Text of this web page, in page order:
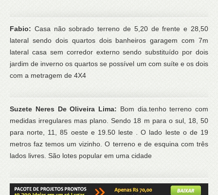
Fabio: Casa não sobrado terreno de 5,20 de frente e 28,50
lateral sendo dois quartos dois banheiros garagem com 7m
lateral casa sem corredor externo sendo substituído por dois
jardim de inverno os quartos se possível um com suíte e os dois
com a metragem de 4X4
Suzete Neres De Oliveira Lima: Bom dia.tenho terreno com
medidas irregulares mas plano. Sendo 18 m para o sul, 18, 50
para norte, 11, 85 oeste e 19.50 leste . O lado leste o de 19
metros faz temos um vizinho. O terreno e de esquina com três
lados livres. São lotes popular em uma cidade